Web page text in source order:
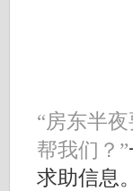
“房东半
帮我们？”
求助信息。